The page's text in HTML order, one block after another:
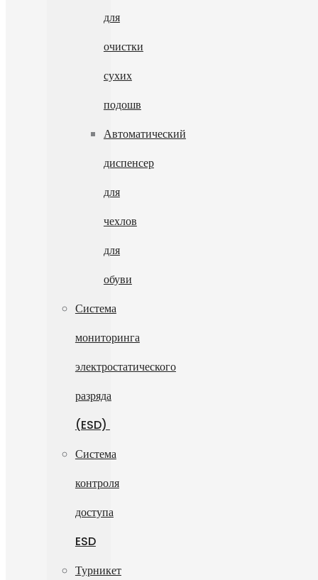
для
очистки
сухих
подошв
Автоматический
диспенсер
для
чехлов
для
обуви
Система
мониторинга
электростатического
разряда
(ESD)
Система
контроля
доступа
ESD
Турникет